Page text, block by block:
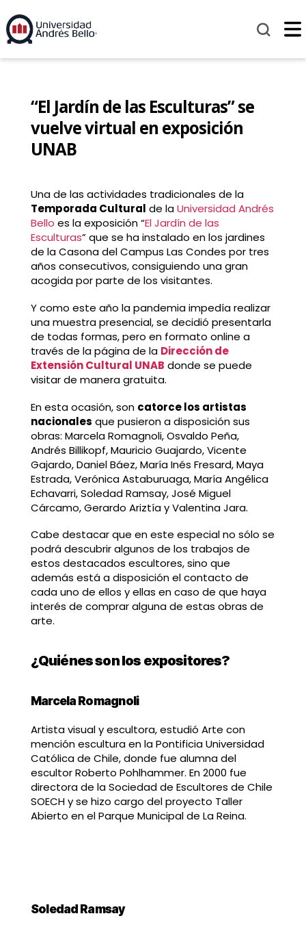
“El Jardín de las Esculturas” se
vuelve virtual en exposición
UNAB
Una de las actividades tradicionales de la
Temporada Cultural de laUniversidad Andrés
Bello es la exposición “El Jardín de las
Esculturas” que se ha instalado en los jardines
de la Casona del Campus Las Condes por tres
años consecutivos, consiguiendo una gran
acogida por parte de los visitantes.
Y como este año la pandemia impedía realizar
una muestra presencial, se decidió presentarla
de todas formas, pero en formato online a
través de la página de la Dirección de
Extensión Cultural UNAB donde se puede
visitar de manera gratuita.
En esta ocasión, son catorce los artistas
nacionales que pusieron a disposición sus
obras: Marcela Romagnoli, Osvaldo Peña,
Andrés Billikopf, Mauricio Guajardo, Vicente
Gajardo, Daniel Báez, María Inés Fresard, Maya
Estrada, Verónica Astaburuaga, María Angélica
Echavarri, Soledad Ramsay, José Miguel
Cárcamo, Gerardo Ariztía y Valentina Jara.
Cabe destacar que en este especial no sólo se
podrá descubrir algunos de los trabajos de
estos destacados escultores, sino que
además está a disposición el contacto de
cada uno de ellos y ellas en caso de que haya
interés de comprar alguna de estas obras de
arte.
¿Quiénes son los expositores?
Marcela Romagnoli
Artista visual y escultora, estudió Arte con
mención escultura en la Pontificia Universidad
Católica de Chile, donde fue alumna del
escultor Roberto Pohlhammer. En 2000 fue
directora de la Sociedad de Escultores de Chile
SOECH y se hizo cargo del proyecto Taller
Abierto en el Parque Municipal de La Reina.
Soledad Ramsay